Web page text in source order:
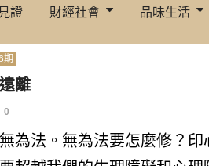
證 財經社會 品味生活
期
離
0
為法。無為法要怎麼修？印